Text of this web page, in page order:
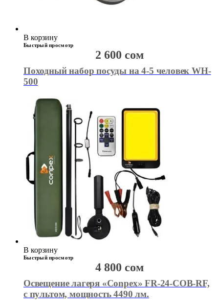
В корзину
Быстрый просмотр
Походный набор посуды на 4-5 человек WH-
500
2 600 сом
В корзину
Быстрый просмотр
Освещение лагеря «Conpex» FR-24-COB-RF,
с пультом, мощность 4490 лм.
4 800 сом